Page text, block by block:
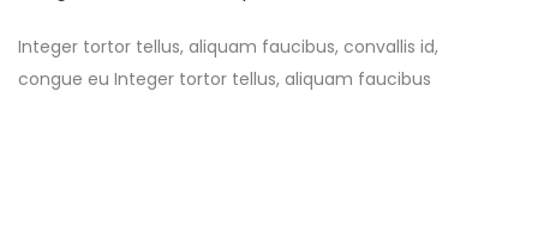
Integer tortor tellus, aliquam faucibus, convallis id,
congue eu Integer tortor tellus, aliquam faucibus